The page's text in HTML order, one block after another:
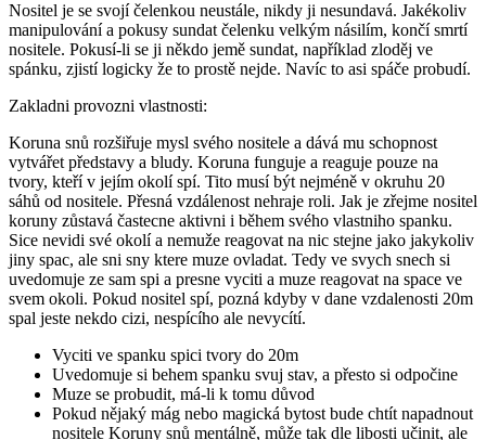
Nositel je se svojí čelenkou neustále, nikdy ji nesundavá. Jakékoliv
manipulování a pokusy sundat čelenku velkým násilím, končí smrtí
nositele. Pokusí-li se ji někdo jemě sundat, například zloděj ve
spánku, zjistí logicky že to prostě nejde. Navíc to asi spáče probudí.
Zakladni provozni vlastnosti:
Koruna snů rozšiřuje mysl svého nositele a dává mu schopnost
vytvářet představy a bludy. Koruna funguje a reaguje pouze na
tvory, kteří v jejím okolí spí. Tito musí být nejméně v okruhu 20
sáhů od nositele. Přesná vzdálenost nehraje roli. Jak je zřejme nositel
koruny zůstavá častecne aktivni i během svého vlastniho spanku.
Sice nevidi své okolí a nemuže reagovat na nic stejne jako jakykoliv
jiny spac, ale sni sny ktere muze ovladat. Tedy ve svych snech si
uvedomuje ze sam spi a presne vyciti a muze reagovat na space ve
svem okoli. Pokud nositel spí, pozná kdyby v dane vzdalenosti 20m
spal jeste nekdo cizi, nespícího ale nevycítí.
Vyciti ve spanku spici tvory do 20m
Uvedomuje si behem spanku svuj stav, a přesto si odpočine
Muze se probudit, má-li k tomu důvod
Pokud nějaký mág nebo magická bytost bude chtít napadnout
nositele Koruny snů mentálně, může tak dle libosti učinit, ale